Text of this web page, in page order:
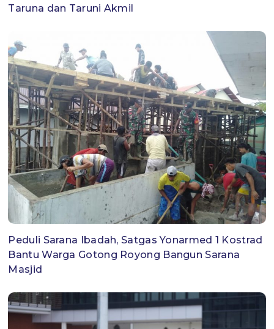
Taruna dan Taruni Akmil
Peduli Sarana Ibadah, Satgas Yonarmed 1 Kostrad
Bantu Warga Gotong Royong Bangun Sarana
Masjid